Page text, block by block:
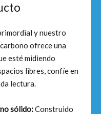
y nuestro
ofrece una
esté midiendo
libres, confíe en
lectura.
sólido:Construido